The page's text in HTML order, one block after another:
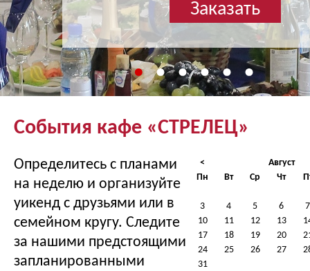
Заказать
Заказать
События кафе «СТРЕЛЕЦ»
<
Август
Пн
Вт Ср Чт
3 4 5 6
7
10
11 12 13
17
18 19 20
24
25 26 27
31
Определитесь с планами
на неделю и организуйте
уикенд с друзьями или в
семейном кругу. Следите
за нашими предстоящими
запланированными